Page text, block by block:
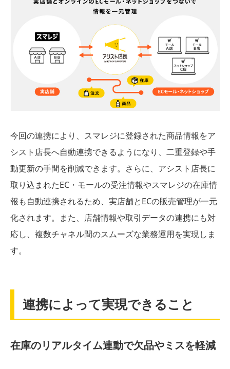
今回の連携により、スマレジに登録された商品情報をア
シスト店長へ自動連携できるようになり、二重登録や手
動更新の手間を削減できます。さらに、アシスト店長に
取り込まれたEC・モールの受注情報やスマレジの在庫情
報も自動連携されるため、実店舗とECの販売管理が一元
化されます。また、店舗情報や取引データの連携にも対
応し、複数チャネル間のスムーズな業務運用を実現しま
す。
連携によって実現できること
在庫のリアルタイム連動で欠品やミスを軽減